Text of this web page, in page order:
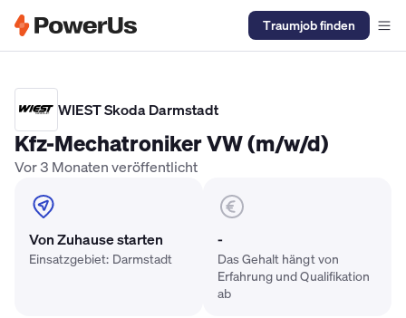
Traumjob finden
WIEST Skoda Darmstadt
Kfz-Mechatroniker VW (m/w/d)
Vor 3 Monaten veröffentlicht
Von Zuhause starten
Einsatzgebiet: Darmstadt
-
Das Gehalt hängt von
Erfahrung und Qualifikation
ab